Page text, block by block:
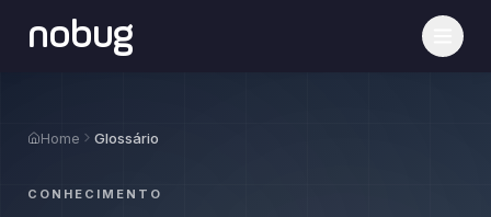
nobug
Home Glossário
CONHECIMENTO